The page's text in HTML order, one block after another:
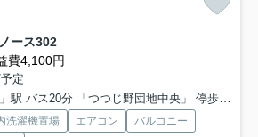
ース302
費4,100円
定
バス20分 「つつじ野団地中央」 停歩11分
洗濯機置場 エアコン
バルコニー